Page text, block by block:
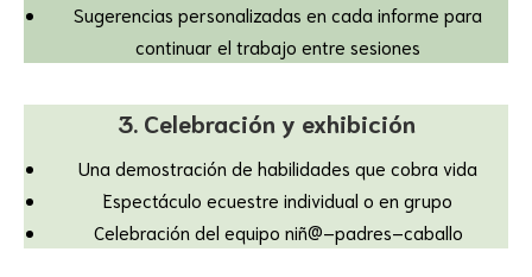
Sugerencias personalizadas en cada informe para
continuar el trabajo entre sesiones
3. Celebración y exhibición
Una demostración de habilidades que cobra vida
Espectáculo ecuestre individual o en grupo
Celebración del equipo niñ@–padres–caballo